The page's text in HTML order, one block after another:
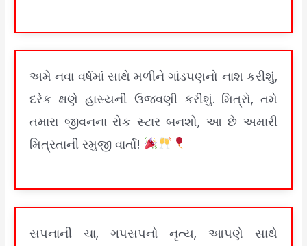
અમે નવા વર્ષમાં સાથે મળીને ગાંડપણનો નાશ કરીશું,
દરેક ક્ષણે હાસ્યની ઉજવણી કરીશું. મિત્રો, તમે
તમારા જીવનના રોક સ્ટાર બનશો, આ છે અમારી
મિત્રતાની રમુજી વાર્તા!
સપનાની ચા, ગપસપનો નૃત્ય, આપણે સાથે